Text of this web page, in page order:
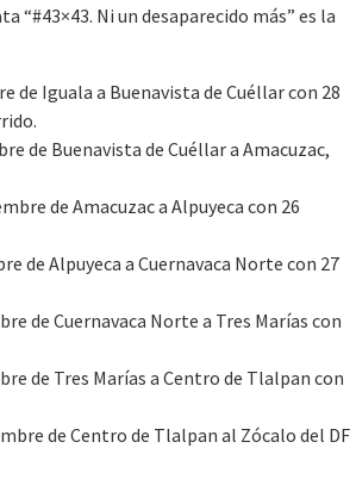
“#43×43. Ni un desaparecido más” es la
de Iguala a Buenavista de Cuéllar con 28
de Buenavista de Cuéllar a Amacuzac,
de Amacuzac a Alpuyeca con 26
de Alpuyeca a Cuernavaca Norte con 27
de Cuernavaca Norte a Tres Marías con
de Tres Marías a Centro de Tlalpan con
de Centro de Tlalpan al Zócalo del DF